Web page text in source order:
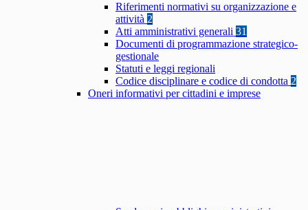
Riferimenti normativi su organizzazione e
attività 2
Atti amministrativi generali 31
Documenti di programmazione strategico-
gestionale
Statuti e leggi regionali
Codice disciplinare e codice di condotta 2
Oneri informativi per cittadini e imprese